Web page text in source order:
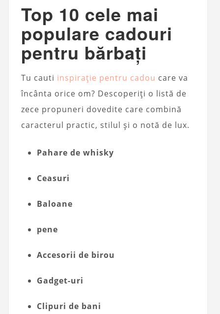
Top 10 cele mai
populare cadouri
pentru bărbați
Tu cauti inspirație pentru cadou care va
încânta orice om? Descoperiți o listă de
zece propuneri dovedite care combină
caracterul practic, stilul și o notă de lux.
Pahare de whisky
Ceasuri
Baloane
pene
Accesorii de birou
Gadget-uri
Clipuri de bani